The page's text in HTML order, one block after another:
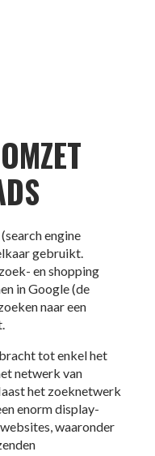
(search engine
gebruikt.
en shopping
in Google (de
naar een
tot enkel het
netwerk van
het zoeknetwerk
enorm display-
waaronder